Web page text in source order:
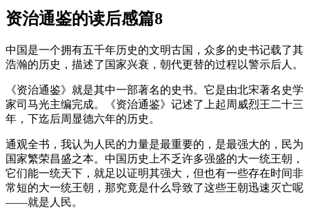
资治通鉴的读后感篇8
中国是一个拥有五千年历史的文明古国，众多的史书记载了其
浩瀚的历史，描述了国家兴衰，朝代更替的过程以警示后人。
《资治通鉴》就是其中一部著名的史书。它是由北宋著名史学
家司马光主编完成。《资治通鉴》记述了上起周威烈王二十三
年，下迄后周显德六年的历史。
通观全书，我认为人民的力量是最重要的，是最强大的，民为
国家繁荣昌盛之本。中国历史上不乏许多强盛的大一统王朝，
它们能一统天下，就足以证明其强大，但也有一些存在时间非
常短的大一统王朝，那究竟是什么导致了这些王朝迅速灭亡呢
——就是人民。